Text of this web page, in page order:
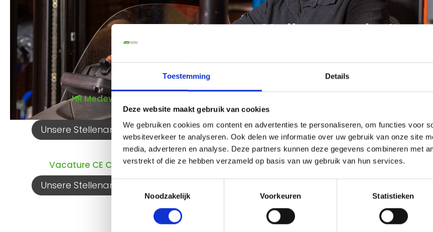
Toestemming Details
Deze website maakt gebruik van cookies
We gebruiken cookies om content en advertenties te personaliseren, om functies voor
websiteverkeer te analyseren. Ook delen we informatie over uw gebruik van onze site
media, adverteren en analyse. Deze partners kunnen deze gegevens combineren met
verstrekt of die ze hebben verzameld op basis van uw gebruik van hun services.
Toestemmingsselectie
Noodzakelijk
Voorkeuren Statistieken
Unsere Stellenangebote
HR Medewerker (m/v)
Unsere Stellenangebote ansehen ›› Unsere Stellenangebote ansehen ››
Vacature CE Chauffeur met ADR
Unsere Stellenangebote ansehen ››
Aufruf Fahrer B/BE